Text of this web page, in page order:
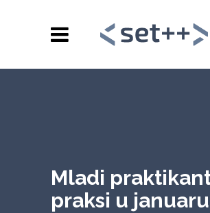
Mladi
praksi u januaru